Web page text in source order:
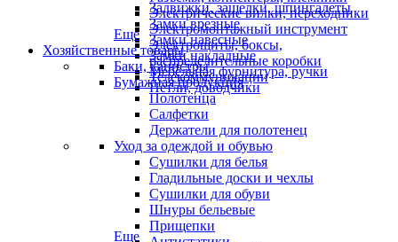
Электрические вилки, переходники
Электромонтажный инструмент
Электрощиты, боксы,
распределительные коробки
Телекоммуникации
Задвижки, защелки, шпингалеты
Замки врезные
Замки навесные
Замки накладные
Мебельная фурнитура, ручки
Петли, доводчики
Еще
Хозяйственные товары
Баки, канистры
Бумажная продукция
Полотенца
Салфетки
Держатели для полотенец
Уход за одеждой и обувью
Сушилки для белья
Гладильные доски и чехлы
Сушилки для обуви
Шнуры бельевые
Прищепки
Еще